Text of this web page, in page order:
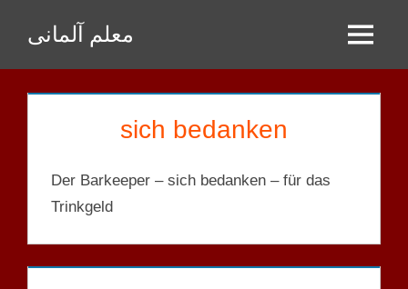
Inhalt
springen
معلم آلمانی Menu
sich bedanken
Der Barkeeper – sich bedanken – für das
Trinkgeld